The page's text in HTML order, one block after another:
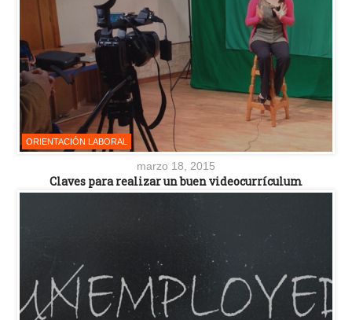
ORIENTACIÓN LABORAL
marzo 18, 2015
Claves para realizar un buen videocurrículum